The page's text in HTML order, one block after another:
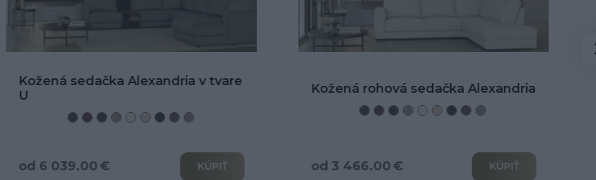
Kožená sedačka Alexandria v tvare
U
od 6 039.00 € KÚPIŤ
Kožená rohová sedačka Alexandria
od 3 466.00 € KÚPIŤ